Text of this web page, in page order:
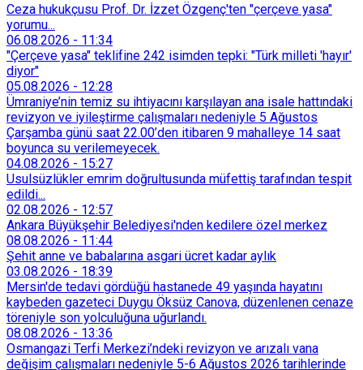
Ceza hukukçusu Prof. Dr. İzzet Özgenç'ten "çerçeve yasa"
yorumu...
06.08.2026 - 11:34
"Çerçeve yasa" teklifine 242 isimden tepki: "Türk milleti 'hayır'
diyor"
05.08.2026 - 12:28
Ümraniye’nin temiz su ihtiyacını karşılayan ana isale hattındaki
revizyon ve iyileştirme çalışmaları nedeniyle 5 Ağustos
Çarşamba günü saat 22.00’den itibaren 9 mahalleye 14 saat
boyunca su verilemeyecek.
04.08.2026 - 15:27
Usulsüzlükler emrim doğrultusunda müfettiş tarafından tespit
edildi...
02.08.2026 - 12:57
Ankara Büyükşehir Belediyesi'nden kedilere özel merkez
08.08.2026 - 11:44
Şehit anne ve babalarına asgari ücret kadar aylık
03.08.2026 - 18:39
Mersin'de tedavi gördüğü hastanede 49 yaşında hayatını
kaybeden gazeteci Duygu Öksüz Canova, düzenlenen cenaze
töreniyle son yolculuğuna uğurlandı.
08.08.2026 - 13:36
Osmangazi Terfi Merkezi’ndeki revizyon ve arızalı vana
değişim çalışmaları nedeniyle 5-6 Ağustos 2026 tarihlerinde